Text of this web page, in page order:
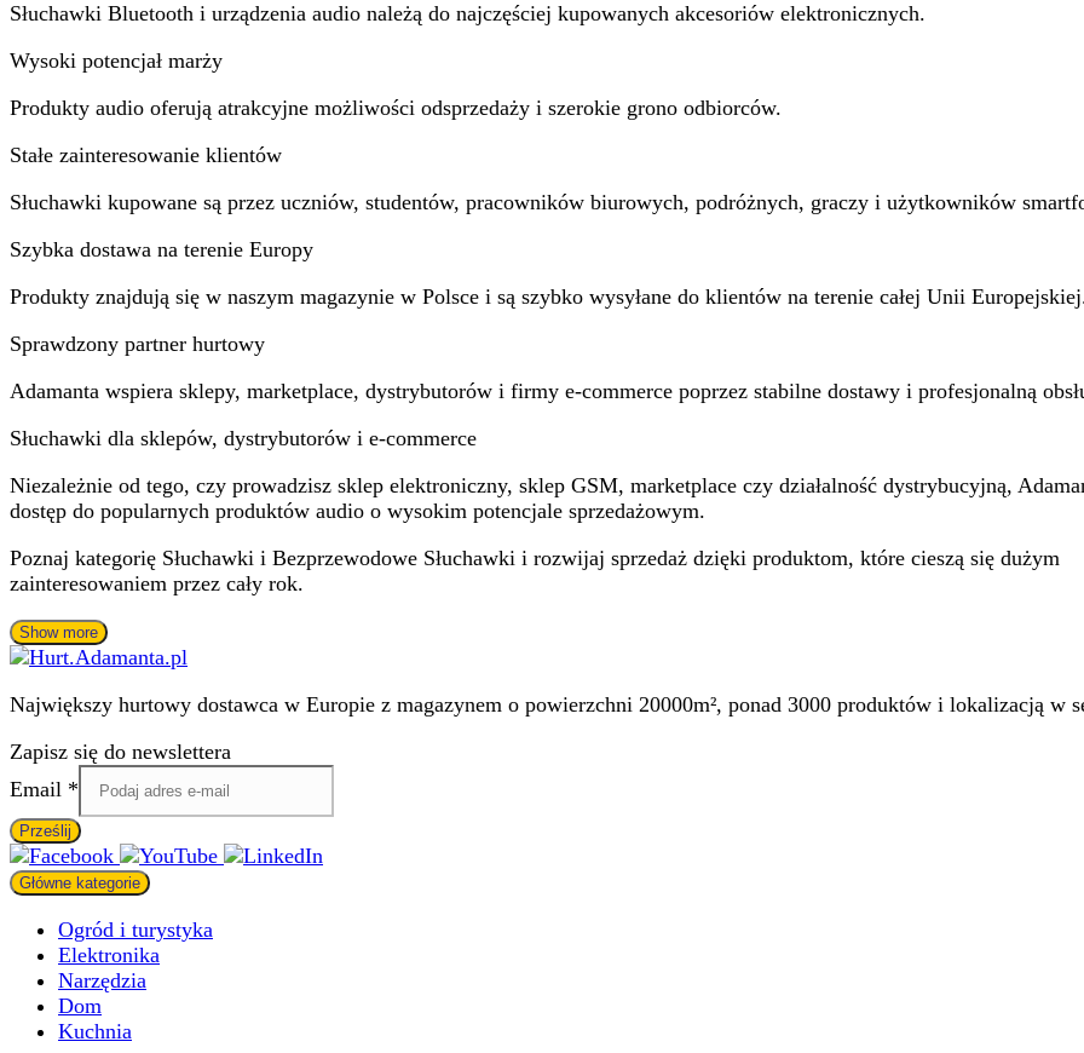
Słuchawki Bluetooth i urządzenia audio należą do najczęściej kupowanych akcesoriów elektronicznych.
Wysoki potencjał marży
Produkty audio oferują atrakcyjne możliwości odsprzedaży i szerokie grono odbiorców.
Stałe zainteresowanie klientów
Słuchawki kupowane są przez uczniów, studentów, pracowników biurowych, podróżnych, graczy i użytkowników
Szybka dostawa na terenie Europy
Produkty znajdują się w naszym magazynie w Polsce i są szybko wysyłane do klientów na terenie całej Unii
Sprawdzony partner hurtowy
Adamanta wspiera sklepy, marketplace, dystrybutorów i firmy e-commerce poprzez stabilne dostawy i profesjonalną
Słuchawki dla sklepów, dystrybutorów i e-commerce
Niezależnie od tego, czy prowadzisz sklep elektroniczny, sklep GSM, marketplace czy działalność dystrybucyjną,
dostęp do popularnych produktów audio o wysokim potencjale sprzedażowym.
Poznaj kategorię Słuchawki i Bezprzewodowe Słuchawki i rozwijaj sprzedaż dzięki produktom, które cieszą się dużym
zainteresowaniem przez cały rok.
Show more
Największy hurtowy dostawca w Europie z magazynem o powierzchni 20000m², ponad 3000 produktów i lokalizacją w
Zapisz się do newslettera
Email
Email *
Prześlij
Główne kategorie
Ogród i turystyka
Elektronika
Narzędzia
Dom
Kuchnia